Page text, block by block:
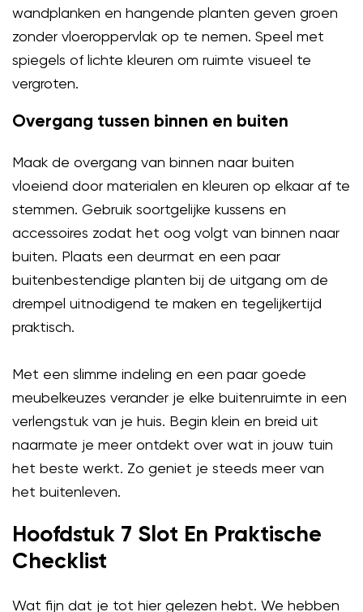
wandplanken en hangende planten geven groen
zonder vloeroppervlak op te nemen. Speel met
spiegels of lichte kleuren om ruimte visueel te
vergroten.
Overgang tussen binnen en buiten
Maak de overgang van binnen naar buiten
vloeiend door materialen en kleuren op elkaar af te
stemmen. Gebruik soortgelijke kussens en
accessoires zodat het oog volgt van binnen naar
buiten. Plaats een deurmat en een paar
buitenbestendige planten bij de uitgang om de
drempel uitnodigend te maken en tegelijkertijd
praktisch.
Met een slimme indeling en een paar goede
meubelkeuzes verander je elke buitenruimte in een
verlengstuk van je huis. Begin klein en breid uit
naarmate je meer ontdekt over wat in jouw tuin
het beste werkt. Zo geniet je steeds meer van
het buitenleven.
Hoofdstuk 7 Slot En Praktische
Checklist
Wat fijn dat je tot hier gelezen hebt. We hebben